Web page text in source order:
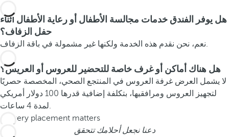
هل يوفر الفندق خدمات مجالسة الأطفال أو رعاية الأطفال أثناء
حفل الزفاف؟
نعم، نحن نقدم هذه الخدمة ولكنها غير مشمولة في باقة الزفاف.
هل هناك أماكن أو غرف خاصة للتحضير للعروس أو العريس؟
لا يشمل العرض غرفة العروس في المنتجع الصحي، المخصصة حصريًا
لتجهيز العروس ومرافقيها، بتكلفة إضافية قدرها 100 دولار أمريكي
لمدة 4 ساعات.
دعنا نجعل أحلامك تتحقق